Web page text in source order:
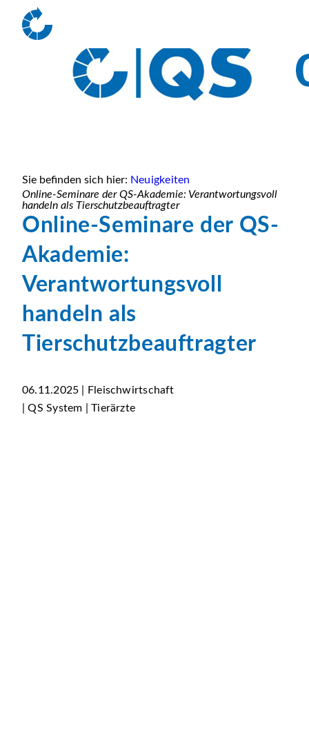
Sie befinden sich hier: Neuigkeiten
Online-Seminare der QS-Akademie: Verantwortungsvoll
handeln als Tierschutzbeauftragter
Online-Seminare der QS-
Akademie:
Verantwortungsvoll
handeln als
Tierschutzbeauftragter
06.11.2025 | Fleischwirtschaft
| QS System | Tierärzte